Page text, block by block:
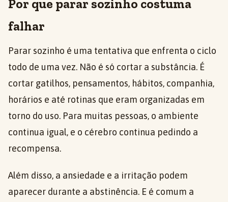
Por que parar sozinho costuma
falhar
Parar sozinho é uma tentativa que enfrenta o ciclo
todo de uma vez. Não é só cortar a substância. É
cortar gatilhos, pensamentos, hábitos, companhia,
horários e até rotinas que eram organizadas em
torno do uso. Para muitas pessoas, o ambiente
continua igual, e o cérebro continua pedindo a
recompensa.
Além disso, a ansiedade e a irritação podem
aparecer durante a abstinência. E é comum a